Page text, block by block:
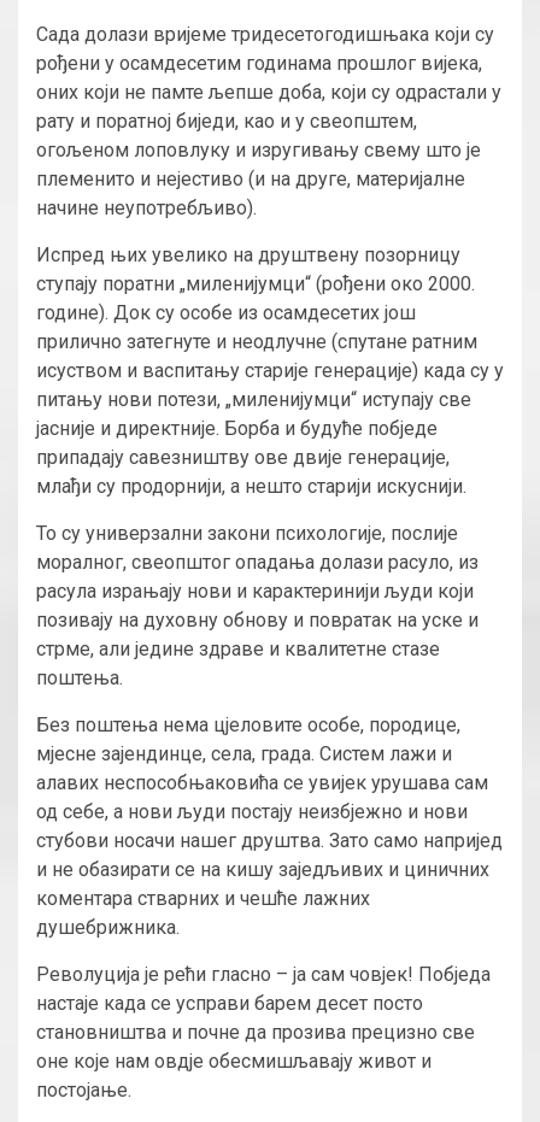
Сада долази вријеме тридесетогодишњака који су
рођени у осамдесетим годинама прошлог вијека,
оних који не памте љепше доба, који су одрастали у
рату и поратној биједи, као и у свеопштем,
огољеном лоповлуку и изругивању свему што је
племенито и нејестиво (и на друге, материјалне
начине неупотребљиво).
Испред њих увелико на друштвену позорницу
ступају поратни „миленијумци“ (рођени око 2000.
године). Док су особе из осамдесетих још
прилично затегнуте и неодлучне (спутане ратним
исуством и васпитању старије генерације) када су у
питању нови потези, „миленијумци“ иступају све
јасније и директније. Борба и будуће побједе
припадају савезништву ове двије генерације,
млађи су продорнији, а нешто старији искуснији.
То су универзални закони психологије, послије
моралног, свеопштог опадања долази расуло, из
расула израњају нови и карактеринији људи који
позивају на духовну обнову и повратак на уске и
стрме, али једине здраве и квалитетне стазе
поштења.
Без поштења нема цјеловите особе, породице,
мјесне зајендинце, села, града. Систем лажи и
алавих неспособњаковића се увијек урушава сам
од себе, а нови људи постају неизбјежно и нови
стубови носачи нашег друштва. Зато само напријед
и не обазирати се на кишу заједљивих и циничних
коментара стварних и чешће лажних
душебрижника.
Револуција је рећи гласно – ја сам човјек! Побједа
настаје када се усправи барем десет посто
становништва и почне да прозива прецизно све
оне које нам овдје обесмишљавају живот и
постојање.